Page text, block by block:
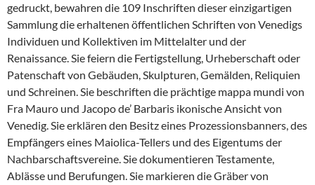
gedruckt, bewahren die 109 Inschriften dieser einzigartigen
Sammlung die erhaltenen öffentlichen Schriften von Venedigs
Individuen und Kollektiven im Mittelalter und der
Renaissance. Sie feiern die Fertigstellung, Urheberschaft oder
Patenschaft von Gebäuden, Skulpturen, Gemälden, Reliquien
und Schreinen. Sie beschriften die prächtige mappa mundi von
Fra Mauro und Jacopo de’ Barbaris ikonische Ansicht von
Venedig. Sie erklären den Besitz eines Prozessionsbanners, des
Empfängers eines Maiolica-Tellers und des Eigentums der
Nachbarschaftsvereine. Sie dokumentieren Testamente,
Ablässe und Berufungen. Sie markieren die Gräber von